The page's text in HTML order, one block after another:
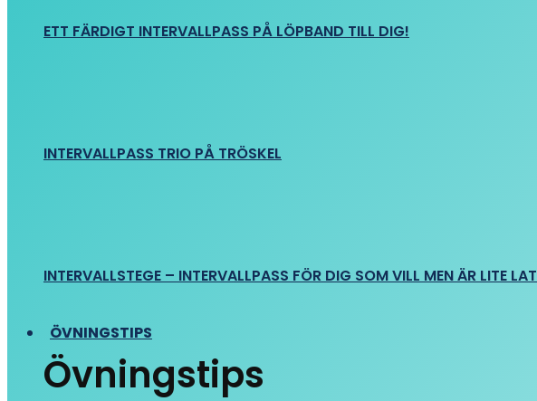
ETT FÄRDIGT INTERVALLPASS PÅ LÖPBAND TILL DIG!
INTERVALLPASS TRIO PÅ TRÖSKEL
INTERVALLSTEGE – INTERVALLPASS FÖR DIG SOM VILL MEN ÄR LITE LAT
ÖVNINGSTIPS
Övningstips